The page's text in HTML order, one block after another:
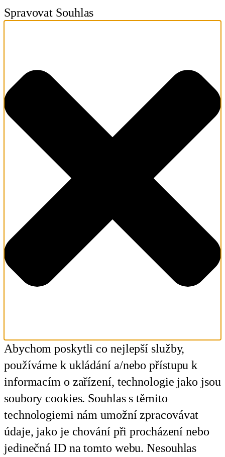
Spravovat Souhlas
Abychom poskytli co nejlepší služby,
používáme k ukládání a/nebo přístupu k
informacím o zařízení, technologie jako jsou
soubory cookies. Souhlas s těmito
technologiemi nám umožní zpracovávat
údaje, jako je chování při procházení nebo
jedinečná ID na tomto webu. Nesouhlas